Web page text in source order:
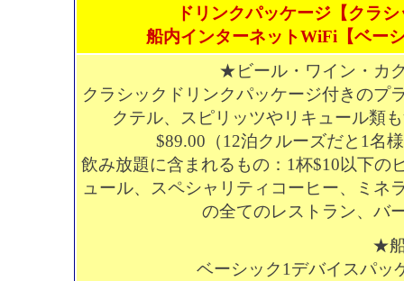
ドリンクパッケージ【クラ
船内インターネットWiFi【ベー
★ビール・ワイン・カ
クラシックドリンクパッケージ付きのプ
クテル、スピリッツやリキュール類
$89.00（12泊クルーズだと1名
飲み放題に含まれるもの：1杯$10以下の
ュール、スペシャリティコーヒー、ミネ
の全てのレストラン、バ
★
ベーシック1デバイスパッ